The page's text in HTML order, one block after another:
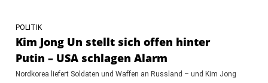
POLITIK
Kim Jong Un stellt sich offen hinter
Putin – USA schlagen Alarm
Nordkorea liefert Soldaten und Waffen an Russland – und Kim Jong